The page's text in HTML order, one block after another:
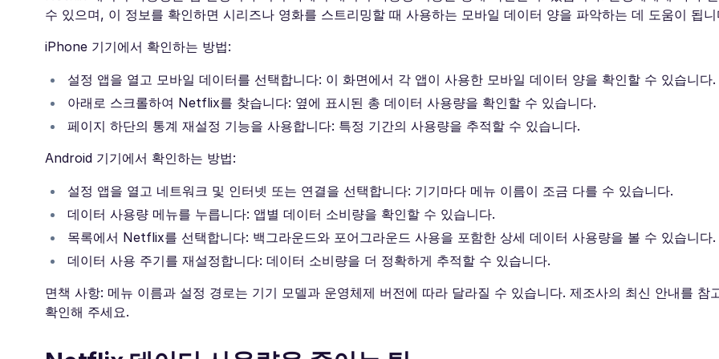
수 있으며, 이 정보를 확인하면 시리즈나 영화를 스트리밍할 때 사용하는 모바일 데이터 양을 파악하는 데 도움이 됩니
iPhone 기기에서 확인하는 방법:
설정 앱을 열고 모바일 데이터를 선택합니다: 이 화면에서 각 앱이 사용한 모바일 데이터 양을 확인할 수 있습니다.
아래로 스크롤하여 Netflix를 찾습니다: 옆에 표시된 총 데이터 사용량을 확인할 수 있습니다.
페이지 하단의 통계 재설정 기능을 사용합니다: 특정 기간의 사용량을 추적할 수 있습니다.
Android 기기에서 확인하는 방법:
설정 앱을 열고 네트워크 및 인터넷 또는 연결을 선택합니다: 기기마다 메뉴 이름이 조금 다를 수 있습니다.
데이터 사용량 메뉴를 누릅니다: 앱별 데이터 소비량을 확인할 수 있습니다.
목록에서 Netflix를 선택합니다: 백그라운드와 포어그라운드 사용을 포함한 상세 데이터 사용량을 볼 수 있습니다.
데이터 사용 주기를 재설정합니다: 데이터 소비량을 더 정확하게 추적할 수 있습니다.
면책 사항: 메뉴 이름과 설정 경로는 기기 모델과 운영체제 버전에 따라 달라질 수 있습니다. 제조사의 최신 안내를 참
확인해 주세요.